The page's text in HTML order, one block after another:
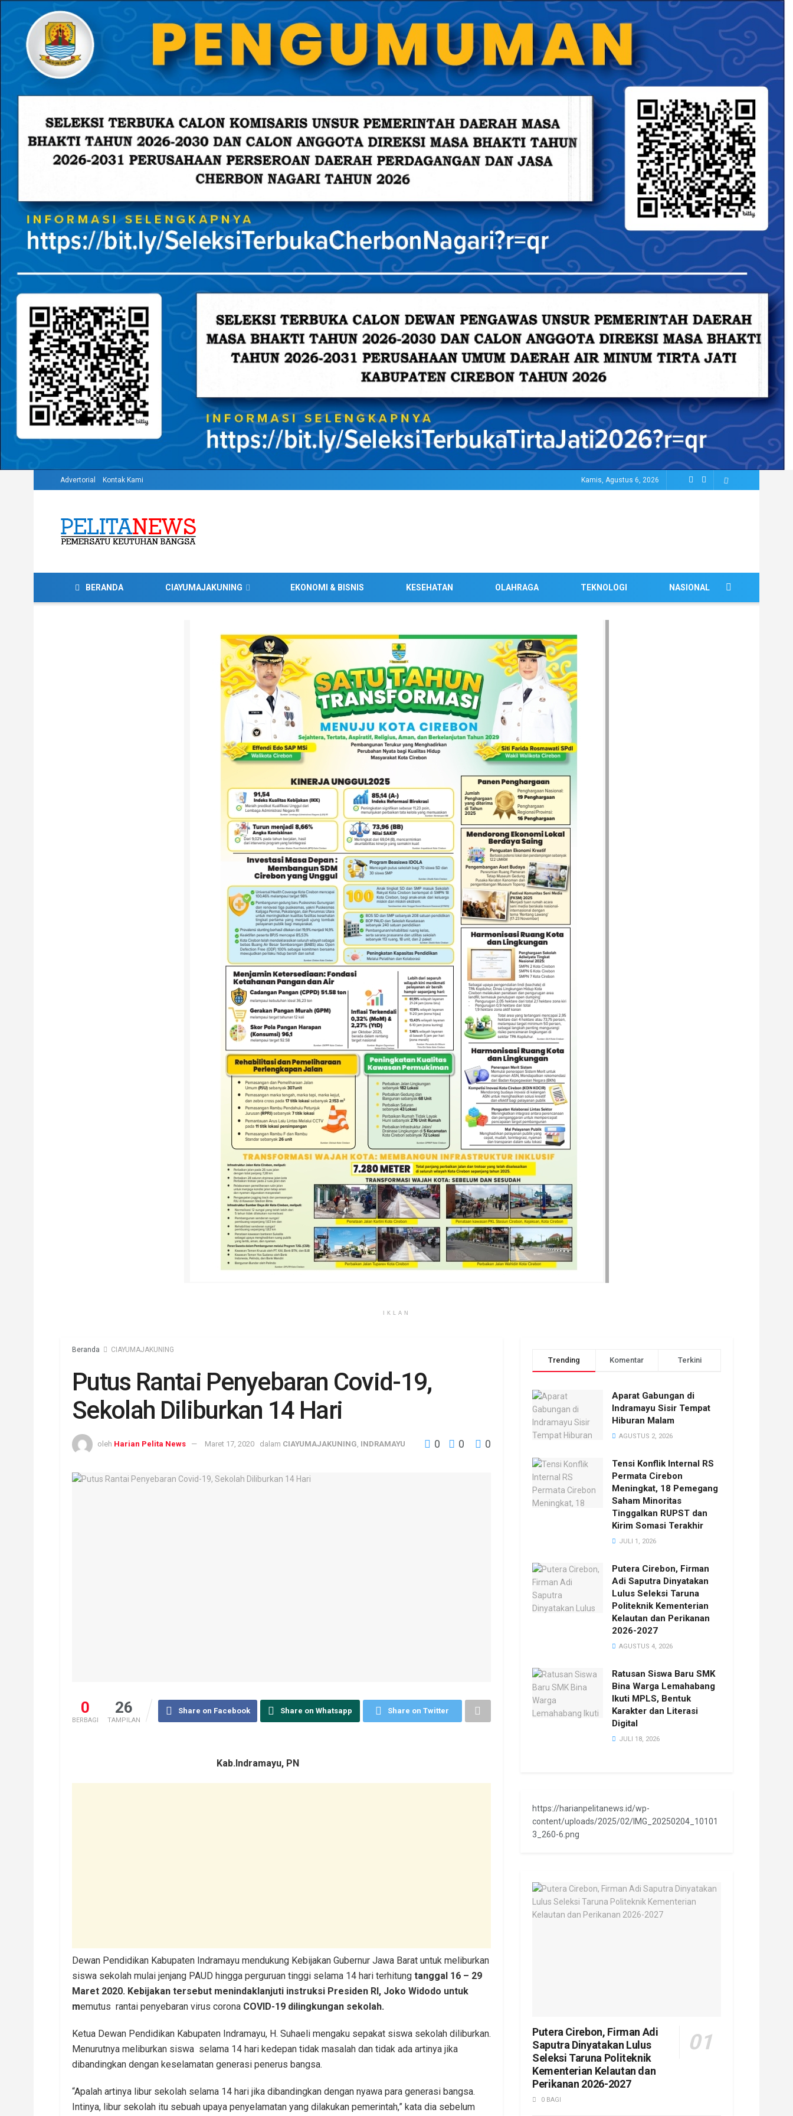
Advertorial Kontak Kami Kamis, Agustus 6, 2026
BERANDA CIAYUMAJAKUNING EKONOMI & BISNIS KESEHATAN OLAHRAGA TEKNOLOGI NASIONAL
IKLAN
Beranda CIAYUMAJAKUNING
Putus Rantai Penyebaran Covid-19,
Sekolah Diliburkan 14 Hari
oleh Harian Pelita News Maret 17, 2020 dalam CIAYUMAJAKUNING, INDRAMAYU 0 0 0
0
BERBAGI
26
TAMPILAN
Share on Facebook Share on Whatsapp Share on Twitter
Kab.Indramayu, PN
Dewan Pendidikan Kabupaten Indramayu mendukung Kebijakan Gubernur Jawa Barat untuk meliburkan
siswa sekolah mulai jenjang PAUD hingga perguruan tinggi selama 14 hari terhitung tanggal 16 – 29
Maret 2020. Kebijakan tersebut menindaklanjuti instruksi Presiden RI, Joko Widodo untuk
memutus rantai penyebaran virus corona COVID-19 dilingkungan sekolah.
Ketua Dewan Pendidikan Kabupaten Indramayu, H. Suhaeli mengaku sepakat siswa sekolah diliburkan.
Menurutnya meliburkan siswa selama 14 hari kedepan tidak masalah dan tidak ada artinya jika
dibandingkan dengan keselamatan generasi penerus bangsa.
“Apalah artinya libur sekolah selama 14 hari jika dibandingkan dengan nyawa para generasi bangsa.
Intinya, libur sekolah itu sebuah upaya penyelamatan yang dilakukan pemerintah,” kata dia sebelum
Trending Komentar Terkini
Aparat Gabungan di
Indramayu Sisir Tempat
Hiburan Malam
AGUSTUS 2, 2026
Tensi Konflik Internal RS
Permata Cirebon
Meningkat, 18 Pemegang
Saham Minoritas
Tinggalkan RUPST dan
Kirim Somasi Terakhir
JULI 1, 2026
Putera Cirebon, Firman
Adi Saputra Dinyatakan
Lulus Seleksi Taruna
Politeknik Kementerian
Kelautan dan Perikanan
2026-2027
AGUSTUS 4, 2026
Ratusan Siswa Baru SMK
Bina Warga Lemahabang
Ikuti MPLS, Bentuk
Karakter dan Literasi
Digital
JULI 18, 2026
https://harianpelitanews.id/wp-
content/uploads/2025/02/IMG_20250204_10101
3_260-6.png
Putera Cirebon, Firman Adi
Saputra Dinyatakan Lulus
Seleksi Taruna Politeknik
Kementerian Kelautan dan
Perikanan 2026-2027
0 BAGI